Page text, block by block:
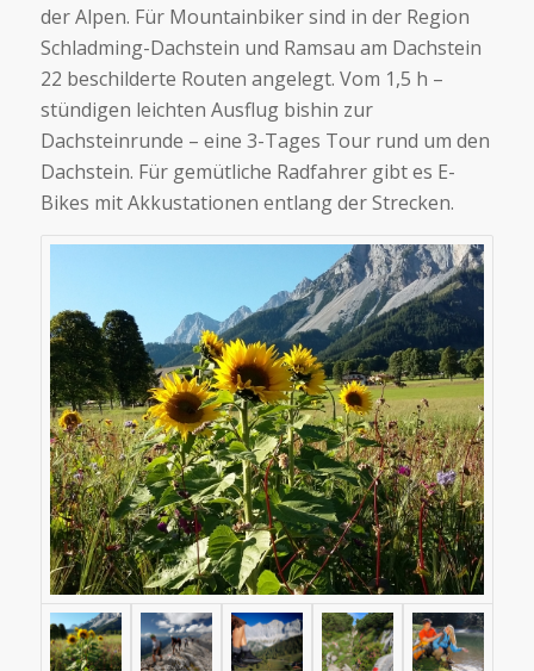
der Alpen. Für Mountainbiker sind in der Region
Schladming-Dachstein und Ramsau am Dachstein
22 beschilderte Routen angelegt. Vom 1,5 h –
stündigen leichten Ausflug bishin zur
Dachsteinrunde – eine 3-Tages Tour rund um den
Dachstein. Für gemütliche Radfahrer gibt es E-
Bikes mit Akkustationen entlang der Strecken.